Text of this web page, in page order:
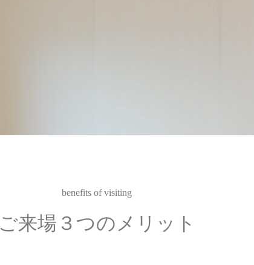
benefits of visiting
ご来場３つのメリット